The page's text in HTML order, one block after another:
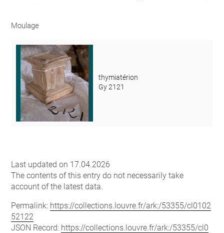
Moulage
thymiatérion
Gy 2121
Last updated on 17.04.2026
The contents of this entry do not necessarily take
account of the latest data.
Permalink: https://collections.louvre.fr/ark:/53355/cl0102
52122
JSON Record: https://collections.louvre.fr/ark:/53355/cl0